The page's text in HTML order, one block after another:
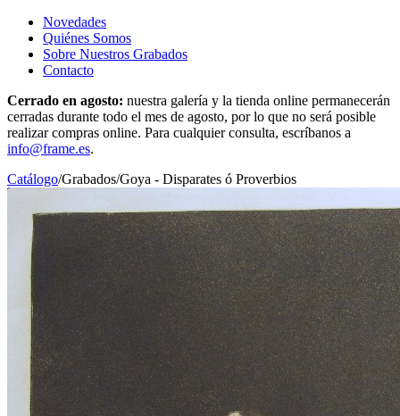
Novedades
Quiénes Somos
Sobre Nuestros Grabados
Contacto
Cerrado en agosto: nuestra galería y la tienda online permanecerán
cerradas durante todo el mes de agosto, por lo que no será posible
realizar compras online. Para cualquier consulta, escríbanos a
info@frame.es.
Catálogo/Grabados/Goya - Disparates ó Proverbios